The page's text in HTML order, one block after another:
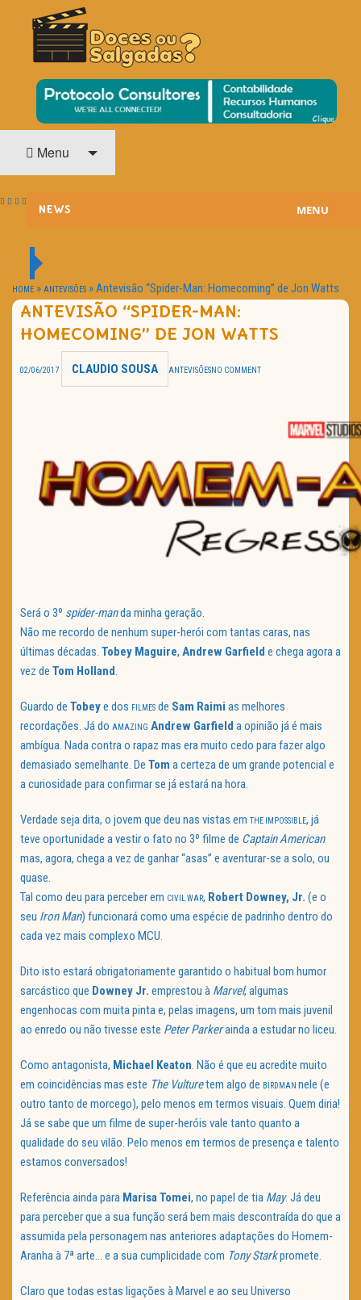
DOCES OU SALGADAS?
O Cinema? Uma Paixão!!
Menu
NEWS
HOME CINEMA
NOTA PESSOAL
TRAILER DO DIA
MENU
HOME » ANTEVISÕES »Antevisão “Spider-Man: Homecoming” de Jon Watts
ANTEVISÃO “SPIDER-MAN:
HOMECOMING” DE JON WATTS
02/06/2017 CLAUDIO SOUSA ANTEVISÕESNO COMMENT
Será o 3º spider-manda minha geração.
Não me recordo de nenhum super-herói com tantas caras, nas
últimas décadas. Tobey Maguire, Andrew Garfield e chega agora a
vez de Tom Holland.
Guardo de Tobeye dos FILMES de Sam Raimi as melhores
recordações. Já do AMAZING Andrew Garfield a opinião já é mais
ambígua. Nada contra o rapaz mas era muito cedo para fazer algo
demasiado semelhante. De Tom a certeza de um grande potencial e
a curiosidade para confirmar se já estará na hora.
Verdade seja dita, o jovem que deu nas vistas em THE IMPOSSIBLE, já
teve oportunidade a vestir o fato no 3º filme de Captain American
mas, agora, chega a vez de ganhar “asas” e aventurar-se a solo, ou
quase.
Tal como deu para perceber em CIVIL WAR, Robert Downey, Jr. (e o
seu Iron Man) funcionará como uma espécie de padrinho dentro do
cada vez mais complexo MCU.
Dito isto estará obrigatoriamente garantido o habitual bom humor
sarcástico que Downey Jr. emprestou à Marvel, algumas
engenhocas com muita pinta e, pelas imagens, um tom mais juvenil
ao enredo ou não tivesse este Peter Parkerainda a estudar no liceu.
Como antagonista, Michael Keaton. Não é que eu acredite muito
em coincidências mas este The Vulturetem algo de BIRDMAN nele (e
outro tanto de morcego), pelo menos em termos visuais. Quem diria!
Já se sabe que um filme de super-heróis vale tanto quanto a
qualidade do seu vilão. Pelo menos em termos de presença e talento
estamos conversados!
Referência ainda para Marisa Tomei, no papel de tia May. Já deu
para perceber que a sua função será bem mais descontraída do que a
assumida pela personagem nas anteriores adaptações do Homem-
Aranha à 7ª arte… e a sua cumplicidade com Tony Starkpromete.
Claro que todas estas ligações à Marvel e ao seu Universo